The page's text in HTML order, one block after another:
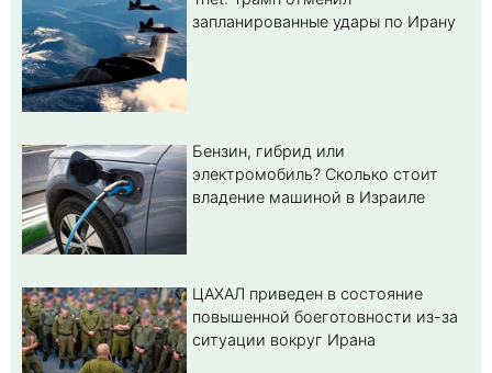
запланированные удары по Ирану
Бензин, гибрид или
электромобиль? Cколько стоит
владение машиной в Израиле
ЦАХАЛ приведен в состояние
повышенной боеготовности из-за
ситуации вокруг Ирана